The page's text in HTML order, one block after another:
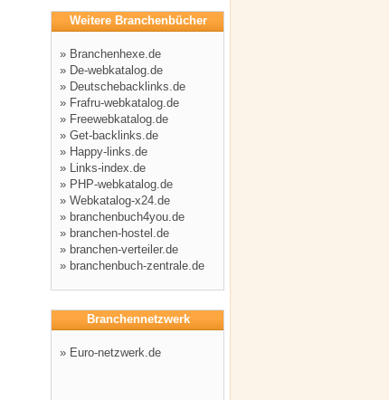
Weitere Branchenbücher
» Branchenhexe.de
» De-webkatalog.de
» Deutschebacklinks.de
» Frafru-webkatalog.de
» Freewebkatalog.de
» Get-backlinks.de
» Happy-links.de
» Links-index.de
» PHP-webkatalog.de
» Webkatalog-x24.de
» branchenbuch4you.de
» branchen-hostel.de
» branchen-verteiler.de
» branchenbuch-zentrale.de
Branchennetzwerk
» Euro-netzwerk.de